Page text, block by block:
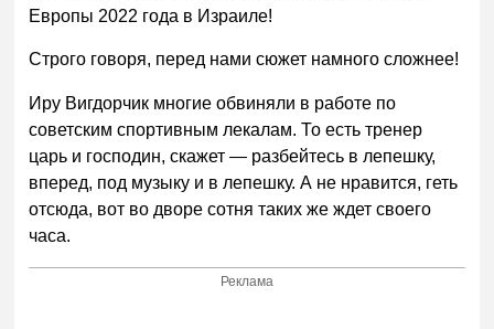
Европы 2022 года в Израиле!
Строго говоря, перед нами сюжет намного сложнее!
Иру Вигдорчик многие обвиняли в работе по
советским спортивным лекалам. То есть тренер
царь и господин, скажет — разбейтесь в лепешку,
вперед, под музыку и в лепешку. А не нравится, геть
отсюда, вот во дворе сотня таких же ждет своего
часа.
Реклама